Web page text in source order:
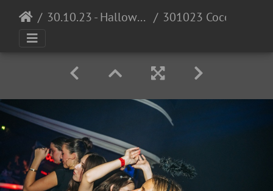
30.10.23 - Halloween Invasion @ Cocomo